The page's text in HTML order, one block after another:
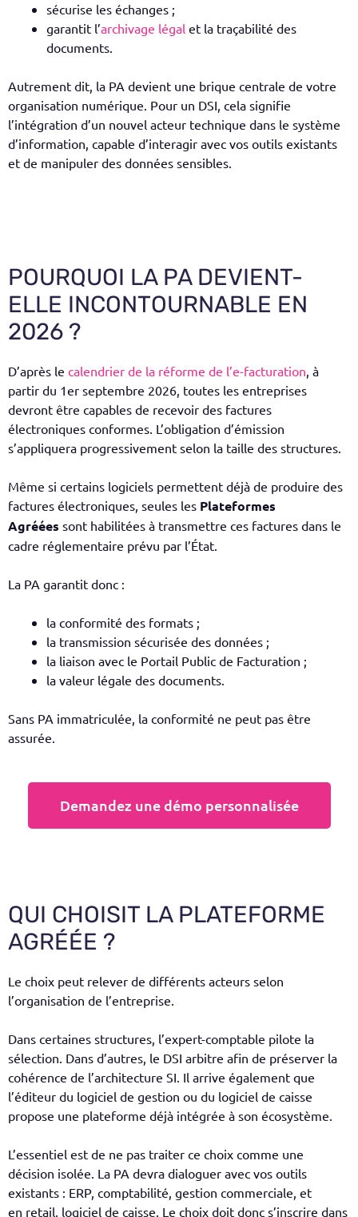
sécurise les échanges ;
garantit l’archivage légal et la traçabilité des
documents.
Autrement dit, la PA devient une brique centrale de votre
organisation numérique. Pour un DSI, cela signifie
l’intégration d’un nouvel acteur technique dans le système
d’information, capable d’interagir avec vos outils existants
et de manipuler des données sensibles.
POURQUOI LA PA DEVIENT-
ELLE INCONTOURNABLE EN
2026 ?
D’après le calendrier de la réforme de l’e-facturation, à
partir du 1er septembre 2026, toutes les entreprises
devront être capables de recevoir des factures
électroniques conformes. L’obligation d’émission
s’appliquera progressivement selon la taille des structures.
Même si certains logiciels permettent déjà de produire des
factures électroniques, seules les Plateformes
Agréées sont habilitées à transmettre ces factures dans le
cadre réglementaire prévu par l’État.
La PA garantit donc :
la conformité des formats ;
la transmission sécurisée des données ;
la liaison avec le Portail Public de Facturation ;
la valeur légale des documents.
Sans PA immatriculée, la conformité ne peut pas être
assurée.
Demandez une démo personnalisée
QUI CHOISIT LA PLATEFORME
AGRÉÉE ?
Le choix peut relever de différents acteurs selon
l’organisation de l’entreprise.
Dans certaines structures, l’expert-comptable pilote la
sélection. Dans d’autres, le DSI arbitre afin de préserver la
cohérence de l’architecture SI. Il arrive également que
l’éditeur du logiciel de gestion ou du logiciel de caisse
propose une plateforme déjà intégrée à son écosystème.
L’essentiel est de ne pas traiter ce choix comme une
décision isolée. La PA devra dialoguer avec vos outils
existants : ERP, comptabilité, gestion commerciale, et
en retail, logiciel de caisse. Le choix doit donc s’inscrire dans